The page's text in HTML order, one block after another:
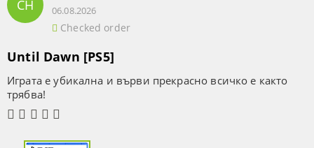
СН 06.08.2026
Checked order
Until Dawn [PS5]
Играта е убикална и върви прекрасно всичко е както
трябва!